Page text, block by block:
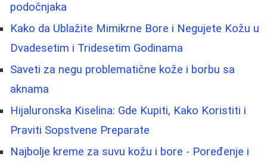
podočnjaka
Kako da Ublažite Mimikrne Bore i Negujete Kožu u
Dvadesetim i Tridesetim Godinama
Saveti za negu problematične kože i borbu sa
aknama
Hijaluronska Kiselina: Gde Kupiti, Kako Koristiti i
Praviti Sopstvene Preparate
Najbolje kreme za suvu kožu i bore - Poređenje i